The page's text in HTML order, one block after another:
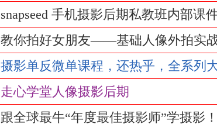
snapseed 手机摄影后期私教班内部课
教你拍好女朋友——基础人像外拍实
摄影单反微单课程，还热乎，全系列
走心学堂人像摄影后期
跟全球最牛“年度最佳摄影师”学摄影！